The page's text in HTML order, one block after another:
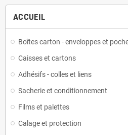
ACCUEIL
Boîtes carton - enveloppes et
Caisses et cartons
Adhésifs - colles et liens
Sacherie et conditionnement
Films et palettes
Calage et protection